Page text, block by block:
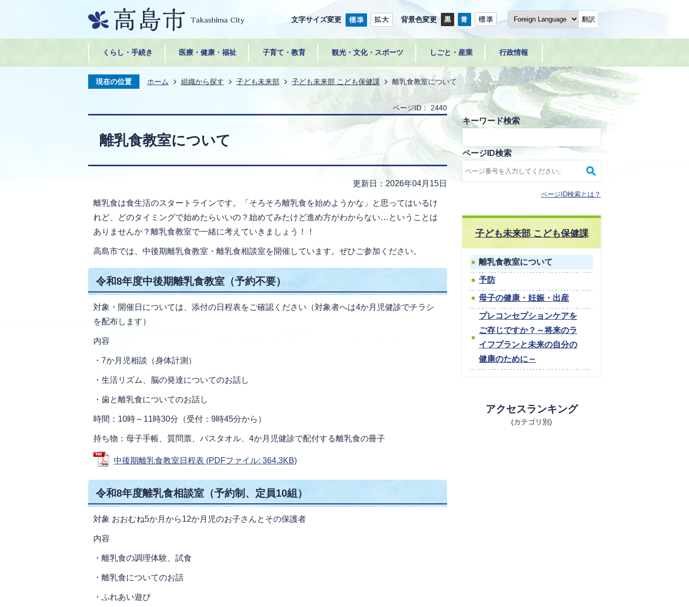
文字サイズ変更 背景色変更 翻訳
くらし・手続き 医療・健康・福祉 子育て・教育 観光・文化・スポーツ しごと・産業 行政情報
現在の位置 ホーム 組織から探す 子ども未来部 子ども未来部 こども保健課 離乳食教室について
ページID： 2440
離乳食教室について
更新日：2026年04月15日
離乳食は食生活のスタートラインです。「そろそろ離乳食を始めようかな」と思ってはいるけ
れど、どのタイミングで始めたらいいの？始めてみたけど進め方がわからない…ということは
ありませんか？離乳食教室で一緒に考えていきましょう！！
高島市では、中後期離乳食教室・離乳食相談室を開催しています。ぜひご参加ください。
令和8年度中後期離乳食教室（予約不要）
対象・開催日については、添付の日程表をご確認ください（対象者へは4か月児健診でチラシ
を配布します）
内容
・7か月児相談（身体計測）
・生活リズム、脳の発達についてのお話し
・歯と離乳食についてのお話し
時間：10時～11時30分（受付：9時45分から）
持ち物：母子手帳、質問票、バスタオル、4か月児健診で配付する離乳食の冊子
中後期離乳食教室日程表 (PDFファイル: 364.3KB)
令和8年度離乳食相談室（予約制、定員10組）
対象 おおむね5か月から12か月児のお子さんとその保護者
内容
・離乳食の調理体験、試食
・離乳食についてのお話
・ふれあい遊び
キーワード検索
ページID検索
ページID検索とは？
子ども未来部 こども保健課
離乳食教室について
予防
母子の健康・妊娠・出産
プレコンセプションケアを
ご存じですか？～将来のラ
イフプランと未来の自分の
健康のために～
アクセスランキング
(カテゴリ別)